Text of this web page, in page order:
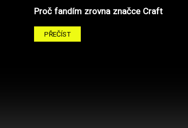
Proč fandím zrovna značce Craft
PŘEČÍST